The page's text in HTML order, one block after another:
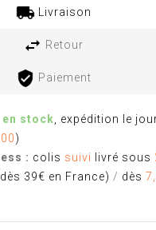
Livraison
Retour
Paiement
en stock, expédition le
)
: colis suivi livré sous
39€ en France) / dès